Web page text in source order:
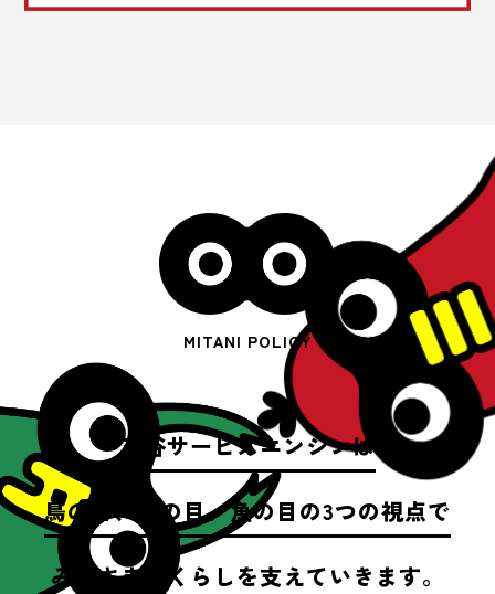
MITANI POLICY
三谷サービスエンジンは
鳥の目、虫の目、魚の目の3つの視点で
みなさまのくらしを支えていきます。